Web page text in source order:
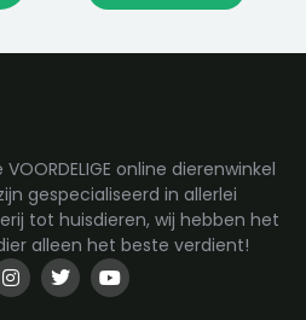
online dierenwinkel
gespecialiseerd in allerlei
tot huisdieren, wij hebben het
alleen het beste verdient!
I
n
s
T
w
i
Y
o
u